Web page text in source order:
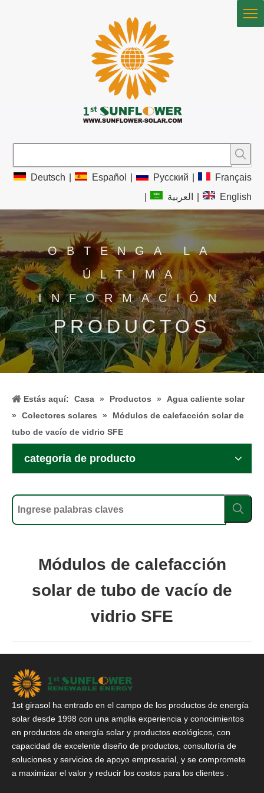
Deutsch Español Pусский
Français
العربية English
OBTENGA LA
ÚLTIMA
INFORMACIÓN
PRODUCTOS
Estás aquí: Casa » Productos »
Agua caliente solar
»
Colectores solares »
Módulos de calefacción solar de
tubo de vacío de vidrio SFE
categoria de producto
Módulos de calefacción
solar de tubo de vacío de
vidrio SFE
1st girasol ha entrado en el campo de los productos de energía
solar desde 1998 con una amplia experiencia y conocimientos
en productos de energía solar y productos ecológicos, con
capacidad de excelente diseño de productos, consultoría de
soluciones y servicios de apoyo empresarial, y se compromete
a maximizar el valor y reducir los costos para los clientes .